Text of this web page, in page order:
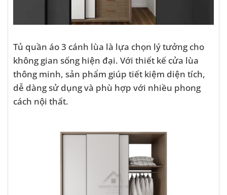
Tủ quần áo 3 cánh lùa là lựa chọn lý tưởng cho
không gian sống hiện đại. Với thiết kế cửa lùa
thông minh, sản phẩm giúp tiết kiệm diện tích,
dễ dàng sử dụng và phù hợp với nhiều phong
cách nội thất.